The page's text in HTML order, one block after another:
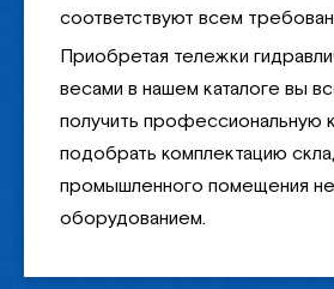
соответствуют всем
Приобретая тележки
весами в нашем каталоге вы
получить профессиональную
подобрать комплектацию
промышленного помещения
оборудованием.